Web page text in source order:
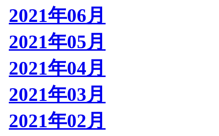
2021年06月
2021年05月
2021年04月
2021年03月
2021年02月